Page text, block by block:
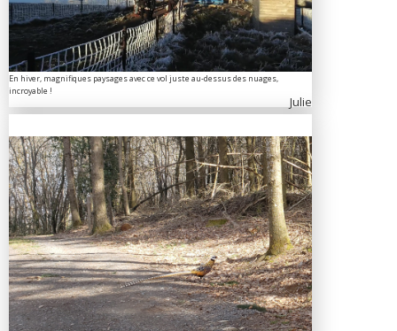
En hiver, magnifiques paysages avec ce vol juste au-dessus des nuages,
incroyable !
Julie